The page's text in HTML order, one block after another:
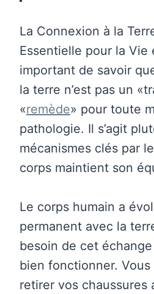
La Connexion à la
Essentielle pour la Vie
important de savoir
la terre n’est pas un
«remède» pour toute
pathologie. Il s’agit
mécanismes clés par
corps maintient son
Le corps humain a
permanent avec la
besoin de cet
bien fonctionner.
retirer vos chaussures